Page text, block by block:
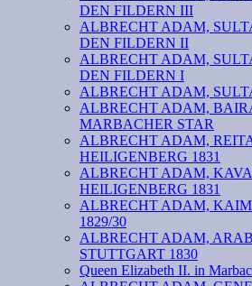
DEN FILDERN III
ALBRECHT ADAM,
DEN FILDERN II
ALBRECHT ADAM,
DEN FILDERN I
ALBRECHT ADAM,
ALBRECHT ADAM,
MARBACHER STAR
ALBRECHT ADAM,
HEILIGENBERG 1831
ALBRECHT ADAM,
HEILIGENBERG 1831
ALBRECHT ADAM,
1829/30
ALBRECHT ADAM,
STUTTGART 1830
Queen Elizabeth II. in